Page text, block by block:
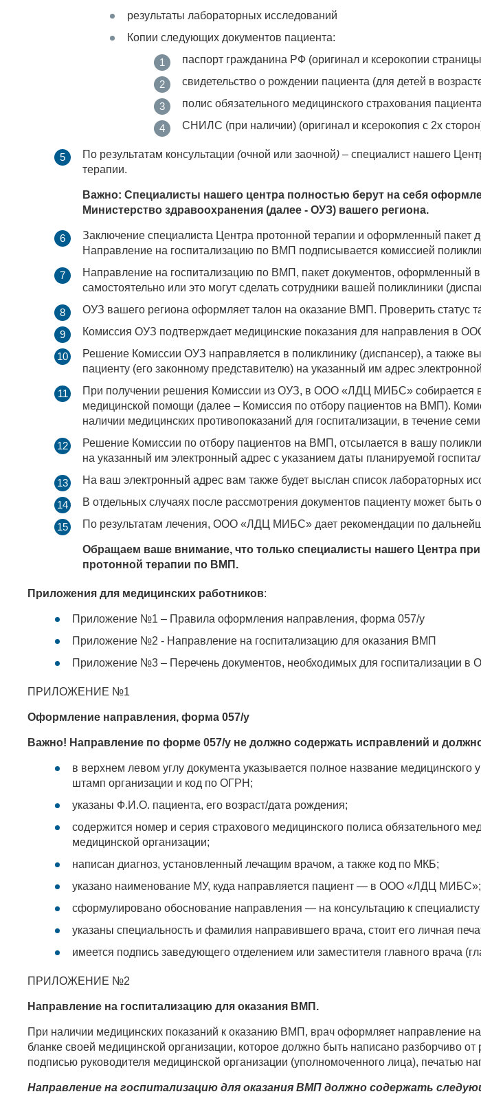
результаты лабораторных исследований
Копии следующих документов пациента:
паспорт гражданина РФ (оригинал и ксерокопии
свидетельство о рождении пациента (для детей в
полис обязательного медицинского страхования
СНИЛС (при наличии) (оригинал и ксерокопия с 2х
По результатам консультации (очной или заочной) – специалист нашего
терапии.
Важно: Специалисты нашего центра полностью берут на себя
Министерство здравоохранения (далее - ОУЗ) вашего региона.
Заключение специалиста Центра протонной терапии и оформленный пакет
Направление на госпитализацию по ВМП подписывается комиссией
Направление на госпитализацию по ВМП, пакет документов,
самостоятельно или это могут сделать сотрудники вашей поликлиники
ОУЗ вашего региона оформляет талон на оказание ВМП. Проверить статус
Комиссия ОУЗ подтверждает медицинские показания для направления в
Решение Комиссии ОУЗ направляется в поликлинику (диспансер), а также
пациенту (его законному представителю) на указанный им адрес
При получении решения Комиссии из ОУЗ, в ООО «ЛДЦ МИБС» собирается
медицинской помощи (далее – Комиссия по отбору пациентов на ВМП).
наличии медицинских противопоказаний для госпитализации, в течение
Решение Комиссии по отбору пациентов на ВМП, отсылается в вашу
на указанный им электронный адрес с указанием даты планируемой
На ваш электронный адрес вам также будет выслан список лабораторных
В отдельных случаях после рассмотрения документов пациенту может
По результатам лечения, ООО «ЛДЦ МИБС» дает рекомендации по
Обращаем ваше внимание, что только специалисты нашего Центра
протонной терапии по ВМП.
Приложения для медицинских работников:
Приложение №1 – Правила оформления направления, форма 057/у
Приложение №2 - Направление на госпитализацию для оказания ВМП
Приложение №3 – Перечень документов, необходимых для госпитализации
ПРИЛОЖЕНИЕ №1
Оформление направления, форма 057/у
Важно! Направление по форме 057/у не должно содержать исправлений и
в верхнем левом углу документа указывается полное название
штамп организации и код по ОГРН;
указаны Ф.И.О. пациента, его возраст/дата рождения;
содержится номер и серия страхового медицинского полиса обязательного
медицинской организации;
написан диагноз, установленный лечащим врачом, а также код по МКБ;
указано наименование МУ, куда направляется пациент — в ООО «ЛДЦ МИБС»;
сформулировано обоснование направления — на консультацию к специалисту
указаны специальность и фамилия направившего врача, стоит его личная
имеется подпись заведующего отделением или заместителя главного врача
ПРИЛОЖЕНИЕ №2
Направление на госпитализацию для оказания ВМП.
При наличии медицинских показаний к оказанию ВМП, врач оформляет направление
бланке своей медицинской организации, которое должно быть написано разборчиво
подписью руководителя медицинской организации (уполномоченного лица), печатью
Направление на госпитализацию для оказания ВМП должно содержать